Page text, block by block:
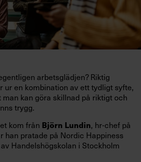
arbetsglädjen? Riktig
ur en kombination av ett tydligt syfte,
kan göra skillnad på riktigt och
trygg.
kom från Björn Lundin, hr-chef på
han pratade på Nordic Happiness
Handelshögskolan i Stockholm